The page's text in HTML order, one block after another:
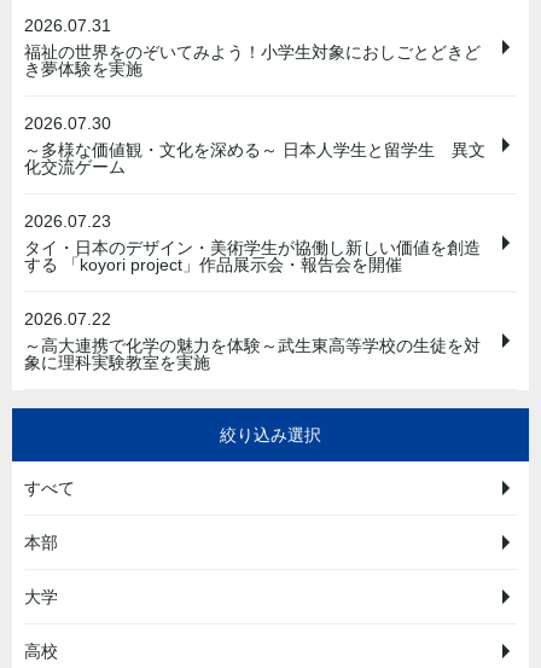
2026.07.31
福祉の世界をのぞいてみよう！小学生対象におしごとどきど
き夢体験を実施
2026.07.30
～多様な価値観・文化を深める～ 日本人学生と留学生 異文
化交流ゲーム
2026.07.23
タイ・日本のデザイン・美術学生が協働し新しい価値を創造
する 「koyori project」作品展示会・報告会を開催
2026.07.22
～高大連携で化学の魅力を体験～武生東高等学校の生徒を対
象に理科実験教室を実施
絞り込み選択
すべて
本部
大学
高校